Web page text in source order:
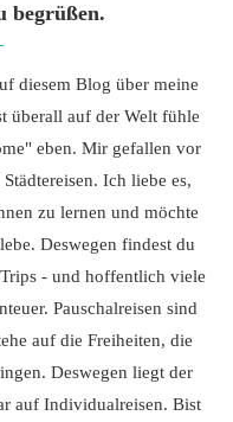
begrüßen.
diesem Blog über meine
überall auf der Welt fühle
eben. Mir gefallen vor
Ich liebe es,
zu lernen und möchte
Deswegen findest du
- und hoffentlich viele
Pauschalreisen sind
auf die Freiheiten, die
Deswegen liegt der
auf Individualreisen. Bist